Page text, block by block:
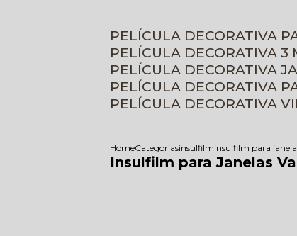
PELÍCULA DECORATIVA
PELÍCULA DECORATIVA 3
PELÍCULA DECORATIVA
PELÍCULA DECORATIVA
PELÍCULA DECORATIVA
HomeCategoriasinsulfilminsulfilm para
Insulfilm para Janelas